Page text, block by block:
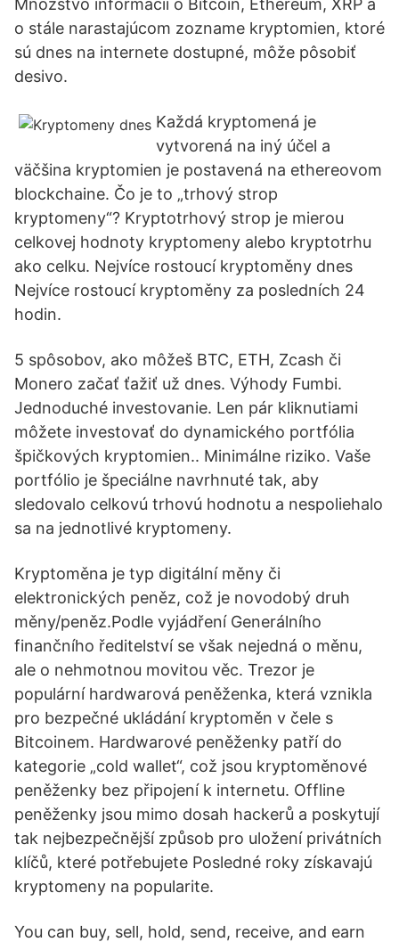
Množstvo informácií o Bitcoin, Ethereum, XRP a
o stále narastajúcom zozname kryptomien, ktoré
sú dnes na internete dostupné, môže pôsobiť
desivo.
Každá kryptomená je
vytvorená na iný účel a
väčšina kryptomien je postavená na ethereovom
blockchaine. Čo je to „trhový strop
kryptomeny“? Kryptotrhový strop je mierou
celkovej hodnoty kryptomeny alebo kryptotrhu
ako celku. Nejvíce rostoucí kryptoměny dnes
Nejvíce rostoucí kryptoměny za posledních 24
hodin.
5 spôsobov, ako môžeš BTC, ETH, Zcash či
Monero začať ťažiť už dnes. Výhody Fumbi.
Jednoduché investovanie. Len pár kliknutiami
môžete investovať do dynamického portfólia
špičkových kryptomien.. Minimálne riziko. Vaše
portfólio je špeciálne navrhnuté tak, aby
sledovalo celkovú trhovú hodnotu a nespoliehalo
sa na jednotlivé kryptomeny.
Kryptoměna je typ digitální měny či
elektronických peněz, což je novodobý druh
měny/peněz.Podle vyjádření Generálního
finančního ředitelství se však nejedná o měnu,
ale o nehmotnou movitou věc. Trezor je
populární hardwarová peněženka, která vznikla
pro bezpečné ukládání kryptoměn v čele s
Bitcoinem. Hardwarové peněženky patří do
kategorie „cold wallet“, což jsou kryptoměnové
peněženky bez připojení k internetu. Offline
peněženky jsou mimo dosah hackerů a poskytují
tak nejbezpečnější způsob pro uložení privátních
klíčů, které potřebujete Posledné roky získavajú
kryptomeny na popularite.
You can buy, sell, hold, send, receive, and earn